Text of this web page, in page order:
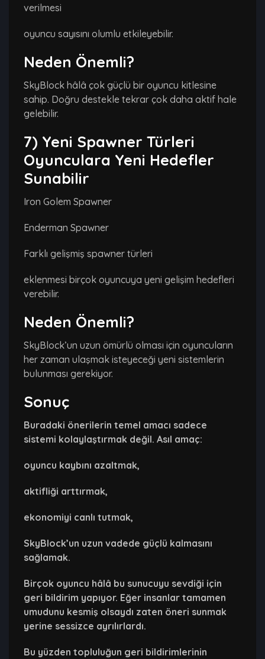
verilmesi
oyuncu sayısını olumlu etkileyebilir.
Neden Önemli?
SkyBlock hâlâ çok güçlü bir oyuncu kitlesine
sahip. Doğru destekle tekrar çok daha aktif hale
gelebilir.
7) Yeni Spawner Türleri
Oyunculara Yeni Hedefler
Sunabilir
Iron Golem Spawner
Enderman Spawner
Farklı gelişmiş spawner türleri
eklenmesi birçok oyuncuya yeni gelişim hedefleri
verebilir.
Neden Önemli?
SkyBlock’un uzun ömürlü olması için oyuncuların
her zaman ulaşmak isteyeceği yeni sistemlerin
bulunması gerekiyor.
Sonuç
Buradaki önerilerin temel amacı sadece
sistemi kolaylaştırmak değil. Asıl amaç:
oyuncu kaybını azaltmak,
aktifliği arttırmak,
ekonomiyi canlı tutmak,
SkyBlock’un uzun vadede güçlü kalmasını
sağlamak.
Birçok oyuncu hâlâ bu sunucuyu sevdiği için
geri bildirim yapıyor. Eğer insanlar tamamen
umudunu kesmiş olsaydı zaten öneri sunmak
yerine sessizce ayrılırlardı.
Bu yüzden topluluğun geri bildirimlerinin